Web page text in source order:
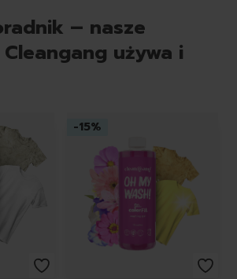
– nasze
używa i
-15%